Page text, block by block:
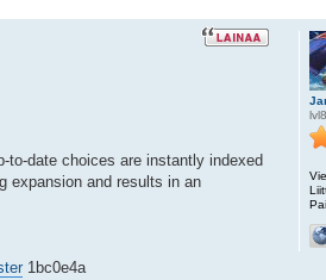
to-date choices are instantly indexed
expansion and results in an
1bc0e4a
lvl8